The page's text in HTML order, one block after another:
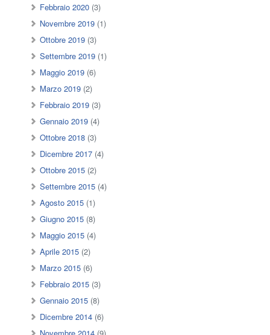
Febbraio 2020 (3)
Novembre 2019 (1)
Ottobre 2019 (3)
Settembre 2019 (1)
Maggio 2019 (6)
Marzo 2019 (2)
Febbraio 2019 (3)
Gennaio 2019 (4)
Ottobre 2018 (3)
Dicembre 2017 (4)
Ottobre 2015 (2)
Settembre 2015 (4)
Agosto 2015 (1)
Giugno 2015 (8)
Maggio 2015 (4)
Aprile 2015 (2)
Marzo 2015 (6)
Febbraio 2015 (3)
Gennaio 2015 (8)
Dicembre 2014 (6)